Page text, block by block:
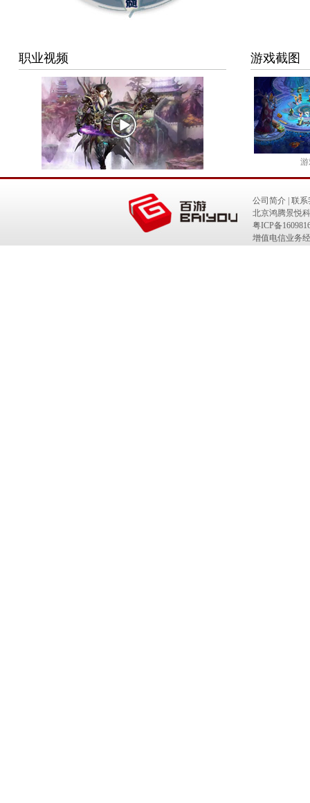
职业视频 游戏截图
公司简介 联系
北京鸿腾景悦
粤ICP备
增值电信业务